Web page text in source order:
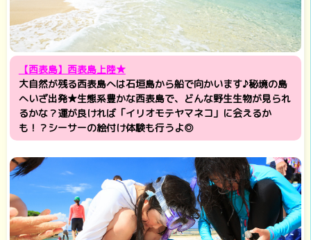
【西表島】西表島上陸★
大自然が残る西表島へは石垣島から船で向かいます♪秘境の島
へいざ出発★生態系豊かな西表島で、どんな野生生物が見られ
るかな？運が良ければ「イリオモテヤマネコ」に会えるか
も！？シーサーの絵付け体験も行うよ◎